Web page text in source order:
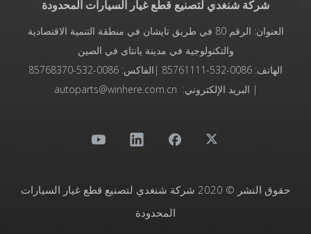
شركة شنغدي لتصنيع قطع غيار السيارات المحدودة
العنوان: الرقم 80 في طريق تايشان في منطقة التنمية الاقتصادية
والتكنولوجية في مدينة يانتاى في الصين
الهاتف: 0086-532-85761111 |الفاكس: 0086-532-85768370
| البريد الإلكتروني: autoparts@winhere.com.cn
حقوق النشر © 2020 شركة شنغدي لتصنيع قطع غيار السيارات
المحدودة